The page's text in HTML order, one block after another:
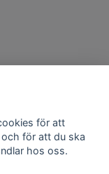
för att
för att du ska
hos oss.